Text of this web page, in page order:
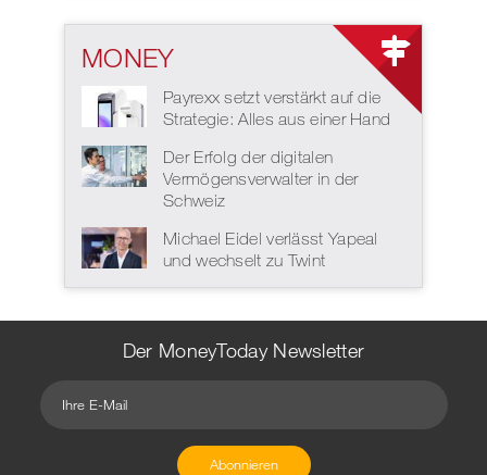
MONEY
Payrexx setzt verstärkt auf die
Strategie: Alles aus einer Hand
Der Erfolg der digitalen
Vermögensverwalter in der
Schweiz
Michael Eidel verlässt Yapeal
und wechselt zu Twint
Der MoneyToday Newsletter